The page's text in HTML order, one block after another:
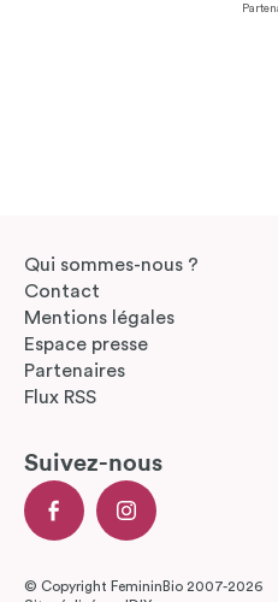
Qui sommes-nous ?
Contact
Mentions légales
Espace presse
Partenaires
Flux RSS
Suivez-nous
© Copyright FemininBio 2007-2026